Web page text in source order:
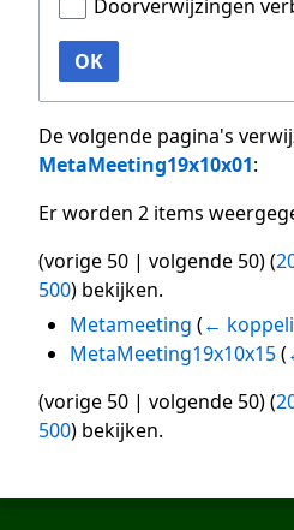
Doorverwijzingen
OK
De volgende pagina's
MetaMeeting19x10x01:
Er worden 2 items
(vorige 50 | volgende 50) (
500) bekijken.
Metameeting (←
MetaMeeting19x10x15 (
(vorige 50 | volgende 50) (
500) bekijken.